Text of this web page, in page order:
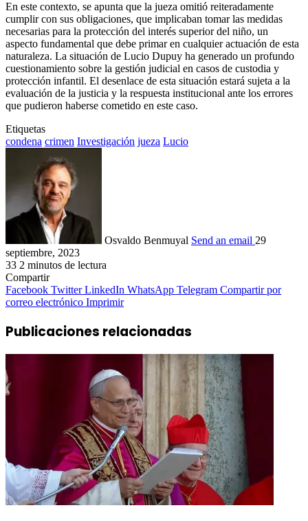
En este contexto, se apunta que la jueza omitió reiteradamente
cumplir con sus obligaciones, que implicaban tomar las medidas
necesarias para la protección del interés superior del niño, un
aspecto fundamental que debe primar en cualquier actuación de esta
naturaleza. La situación de Lucio Dupuy ha generado un profundo
cuestionamiento sobre la gestión judicial en casos de custodia y
protección infantil. El desenlace de esta situación estará sujeta a la
evaluación de la justicia y la respuesta institucional ante los errores
que pudieron haberse cometido en este caso.
Etiquetas
condena crimen Investigación jueza Lucio
Osvaldo Benmuyal Send an email 29
septiembre, 2023
33 2 minutos de lectura
Compartir
Facebook Twitter LinkedIn WhatsApp Telegram Compartir por
correo electrónico Imprimir
Publicaciones relacionadas